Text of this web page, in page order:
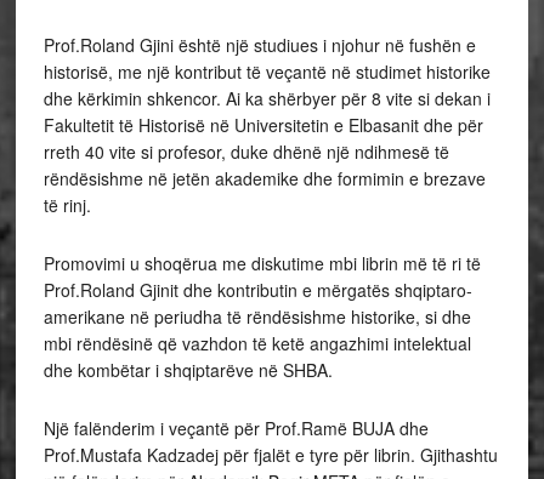
Prof.Roland Gjini është një studiues i njohur në fushën e
historisë, me një kontribut të veçantë në studimet historike
dhe kërkimin shkencor. Ai ka shërbyer për 8 vite si dekan i
Fakultetit të Historisë në Universitetin e Elbasanit dhe për
rreth 40 vite si profesor, duke dhënë një ndihmesë të
rëndësishme në jetën akademike dhe formimin e brezave
të rinj.
Promovimi u shoqërua me diskutime mbi librin më të ri të
Prof.Roland Gjinit dhe kontributin e mërgatës shqiptaro-
amerikane në periudha të rëndësishme historike, si dhe
mbi rëndësinë që vazhdon të ketë angazhimi intelektual
dhe kombëtar i shqiptarëve në SHBA.
Një falënderim i veçantë për Prof.Ramë BUJA dhe
Prof.Mustafa Kadzadej për fjalët e tyre për librin. Gjithashtu